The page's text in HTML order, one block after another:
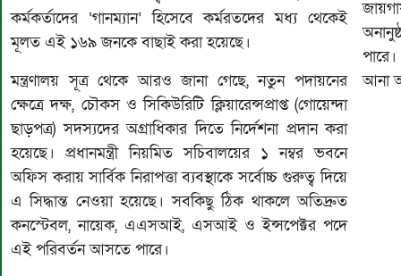
কর্মকর্তাদের ‘গানম্যান’ হিসেবে কর্মরতদের মধ্য থেকেই
মূলত এই ১৬৯ জনকে বাছাই করা হয়েছে।
মন্ত্রণালয় সূত্র থেকে আরও জানা গেছে, নতুন পদায়নের
ক্ষেত্রে দক্ষ, চৌকস ও সিকিউরিটি ক্লিয়ারেন্সপ্রাপ্ত (গোয়েন্দা
ছাড়পত্র) সদস্যদের অগ্রাধিকার দিতে নির্দেশনা প্রদান করা
হয়েছে। প্রধানমন্ত্রী নিয়মিত সচিবালয়ের ১ নম্বর ভবনে
অফিস করায় সার্বিক নিরাপত্তা ব্যবস্থাকে সর্বোচ্চ গুরুত্ব দিয়ে
এ সিদ্ধান্ত নেওয়া হয়েছে। সবকিছু ঠিক থাকলে অতিদ্রুত
কনস্টেবল, নায়েক, এএসআই, এসআই ও ইন্সপেক্টর পদে
এই পরিবর্তন আসতে পারে।
আনা